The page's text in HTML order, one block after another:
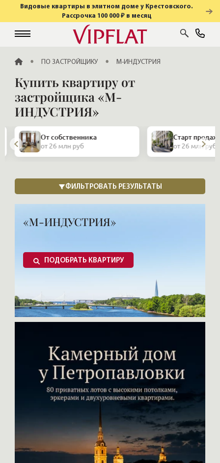
Видовые квартиры в элитном доме у Крестовского.
Рассрочка 100 000 ₽ в месяц
ГЛАВНАЯПО ЗАСТРОЙЩИКУ М-ИНДУСТРИЯ
Купить квартиру от
застройщика «М-
ИНДУСТРИЯ»
От собственника
от 26 млн руб
Старт продаж
от 26 млн руб
«М-ИНДУСТРИЯ»
ПОДОБРАТЬ КВАРТИРУ